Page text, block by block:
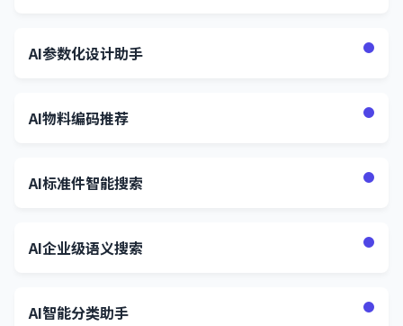
AI参数化设计助手
AI物料编码推荐
AI标准件智能搜索
AI企业级语义搜索
AI智能分类助手